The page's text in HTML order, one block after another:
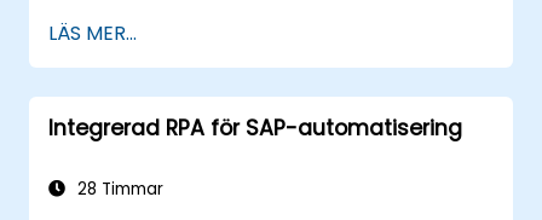
HVAC och brandsäkerhetssystem med
ChatGPT.
Utveckla och implementera anpassade
automatiseringskodsnuttar.
med hjälp av AI-drivna insikter.
LÄS MER...
Integrerad RPA för SAP-automatisering
28 Timmar